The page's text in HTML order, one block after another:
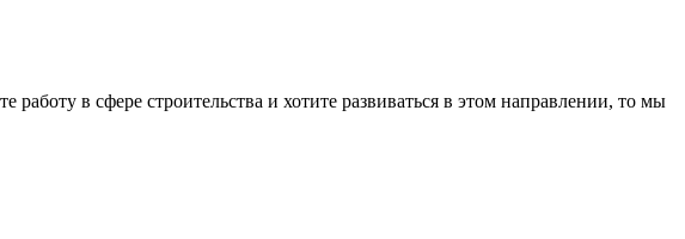
в сфере строительства и хотите развиваться в этом направлении, то мы